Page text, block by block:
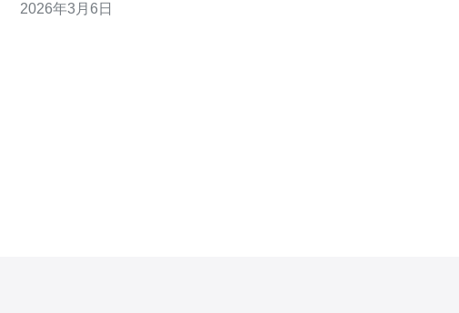
础设施角度看，日本服务器在网络延迟与带宽稳定性上有
2026年3月6日